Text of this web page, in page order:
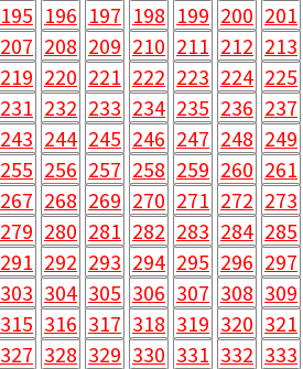
195 196 197 198 199 200 201
207 208 209 210 211 212 213
219 220 221 222 223 224 225
231 232 233 234 235 236 237
243 244 245 246 247 248 249
255 256 257 258 259 260 261
267 268 269 270 271 272 273
279 280 281 282 283 284 285
291 292 293 294 295 296 297
303 304 305 306 307 308 309
315 316 317 318 319 320 321
327 328 329 330 331 332 333